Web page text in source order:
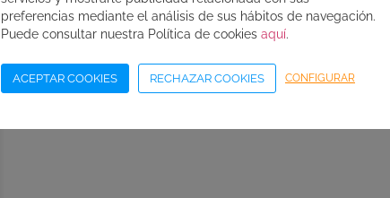
preferencias mediante el análisis de sus hábitos de navegación.
Puede consultar nuestra Política de cookies aquí.
ACEPTAR COOKIES RECHAZAR COOKIES CONFIGURAR